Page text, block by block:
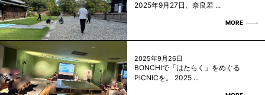
2025年9月27日、奈良若 ...
MORE
2025年9月26日
BONCHIで「はたらく」をめぐる
PICNICを。 2025 ...